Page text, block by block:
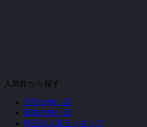
人気作から探す
注目の怖い話
新着の怖い話
昨日の人気ランキング